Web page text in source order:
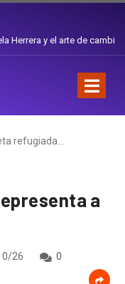
en Corporación
refugiada…
a
26
0